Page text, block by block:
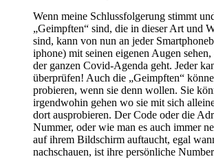
Wenn meine Schlussfolgerung stimmt
„Geimpften“ sind, die in dieser Art und
sind, kann von nun an jeder
iphone) mit seinen eigenen Augen
der ganzen Covid-Agenda geht. Jeder
überprüfen! Auch die „Geimpften“
probieren, wenn sie denn wollen. Sie
irgendwohin gehen wo sie mit sich
dort ausprobieren. Der Code oder die
Nummer, oder wie man es auch immer
auf ihrem Bildschirm auftaucht, egal
nachschauen, ist ihre persönliche